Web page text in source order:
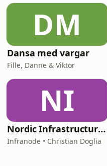
DM
Dansa med vargar
Fille, Danne & Viktor
NI
Nordic Infrastructure: Behind the Decisions
Infranode • Christian Doglia